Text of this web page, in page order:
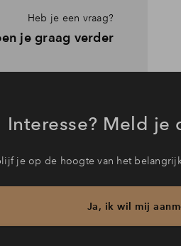
Heb je een vraag?
je graag verder
Interesse? Meld je
je op de hoogte van het
Ja, ik wil mij